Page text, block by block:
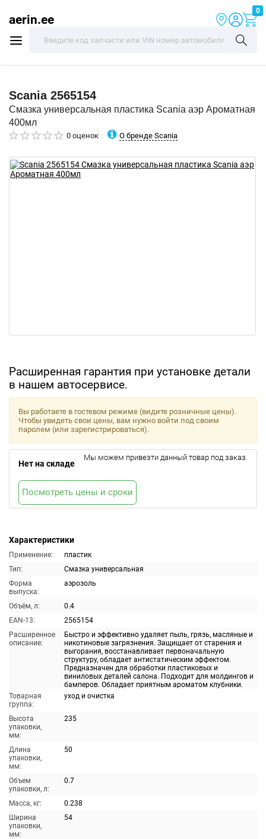
aerin.ee
0
Scania 2565154
Смазка универсальная пластика Scania аэр Ароматная
400мл
0 оценок О бренде Scania
Расширенная гарантия при установке детали
в нашем автосервисе.
Характеристики
Применение:
пластик
Тип:
Смазка универсальная
Форма
выпуска:
аэрозоль
Объём, л:
0.4
EAN-13:
2565154
Расширенное
описание:
Быстро и эффективно удаляет пыль, грязь, масляные и
никотиновые загрязнения. Защищает от старения и
выгорания, восстанавливает первоначальную
структуру, обладает антистатическим эффектом.
Предназначен для обработки пластиковых и
виниловых деталей салона. Подходит для молдингов и
бамперов. Обладает приятным ароматом клубники.
Товарная
группа:
уход и очистка
Высота
упаковки,
мм:
235
Длина
упаковки,
мм:
50
Объем
упаковки, л:
0.7
Масса, кг:
0.238
Ширина
упаковки,
мм:
54
Вы работаете в гостевом режиме (видите розничные цены).
Чтобы увидеть свои цены, вам нужно войти под своим
паролем (или зарегистрироваться).
Нет на складе
Мы можем привезти данный товар под заказ.
Посмотреть цены и сроки